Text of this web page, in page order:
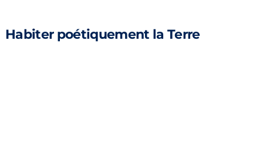
Habiter poétiquement la Terre